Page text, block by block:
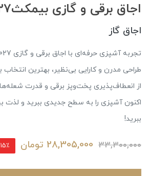
اجاق برقی و گازی بیمکث‌۰۰۲۷
اجاق گاز
طراحی مدرن و کارایی بی‌نظیر، بهترین
از انعطاف‌پذیری پخت‌وپز برقی و قدرت
اکنون آشپزی را به سطح جدیدی ببرید و لذت
ببرید!
33,300,000
28,305,000 تومان 15٪ تخفیف